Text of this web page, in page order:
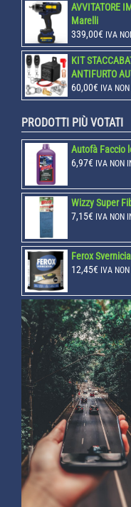
AVVITATORE
Marelli
339,00€ IVA
KIT
ANTIFURTO
60,00€ IVA
PRODOTTI PIÙ VOTATI
Autofà Faccio
6,97€ IVA NON
Wizzy Super
7,15€ IVA NON
Ferox
12,45€ IVA